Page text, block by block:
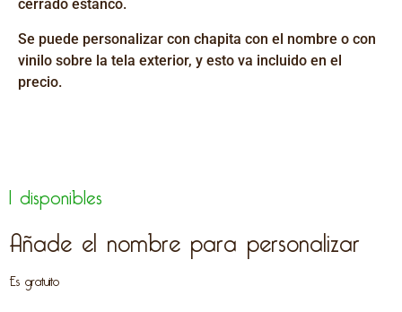
cerrado estanco.
Se puede personalizar con chapita con el nombre o con
vinilo sobre la tela exterior, y esto va incluido en el
precio.
1 disponibles
Añade el nombre para personalizar
Es gratuito